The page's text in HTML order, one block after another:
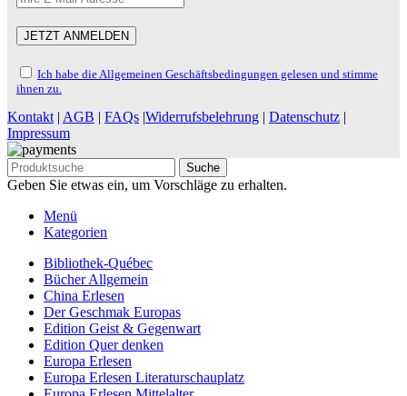
Ich habe die Allgemeinen Geschäftsbedingungen gelesen und stimme
ihnen zu.
Kontakt | AGB | FAQs |Widerrufsbelehrung | Datenschutz |
Impressum
Suche
Geben Sie etwas ein, um Vorschläge zu erhalten.
Menü
Kategorien
Bibliothek-Québec
Bücher Allgemein
China Erlesen
Der Geschmak Europas
Edition Geist & Gegenwart
Edition Quer denken
Europa Erlesen
Europa Erlesen Literaturschauplatz